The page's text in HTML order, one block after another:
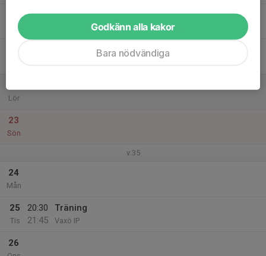
Tor
20:30
Träning
Lör
23
Sön
v.35
24
Mån
25
Tis
20:30
21:45
Träning
Vaxö IP
26
Godkänn alla kakor
Bara nödvändiga